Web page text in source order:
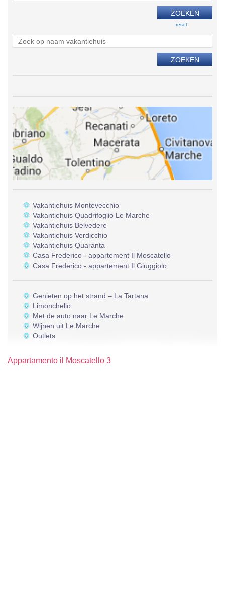
reset
Vakantiehuis Montevecchio
Vakantiehuis Quadrifoglio Le Marche
Vakantiehuis Belvedere
Vakantiehuis Verdicchio
Vakantiehuis Quaranta
Casa Frederico - appartement Il Moscatello
Casa Frederico - appartement Il Giuggiolo
Genieten op het strand – La Tartana
Limonchello
Met de auto naar Le Marche
Wijnen uit Le Marche
Outlets
Appartamento il Moscatello 3